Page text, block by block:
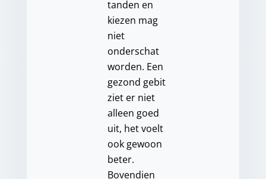
tanden en
kiezen mag
niet
onderschat
worden. Een
gezond gebit
ziet er niet
alleen goed
uit, het voelt
ook gewoon
beter.
Bovendien